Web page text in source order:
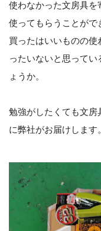
使わなかった文房具を
使ってもらうことがで
買ったはいいものの
ったいないと思って
ょうか。
勉強がしたくても文房
に弊社がお届けします。